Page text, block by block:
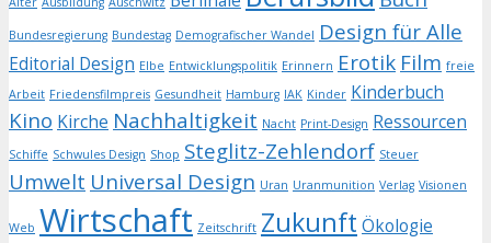
Bundesregierung Bundestag Demografischer Wandel Design für Alle
Editorial Design Elbe Entwicklungspolitik Erinnern Erotik Film freie
Arbeit Friedensfilmpreis Gesundheit Hamburg IAK Kinder Kinderbuch
Kino Kirche Nachhaltigkeit Nacht Print-Design Ressourcen
Schiffe Schwules Design Shop Steglitz-Zehlendorf Steuer
Umwelt Universal Design Uran Uranmunition Verlag Visionen
Web Wirtschaft Zeitschrift Zukunft Ökologie